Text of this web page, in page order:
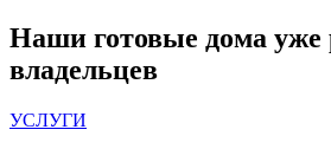
Наши готовые дома уже
владельцев
УСЛУГИ